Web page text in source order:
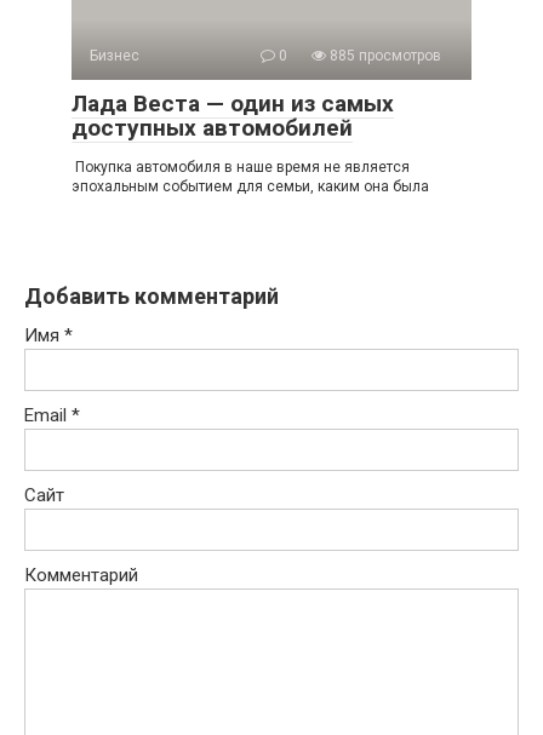
Бизнес 0 885 просмотров
Лада Веста — один из самых
доступных автомобилей
Покупка автомобиля в наше время не является
эпохальным событием для семьи, каким она была
Добавить комментарий
Имя *
Email *
Сайт
Комментарий